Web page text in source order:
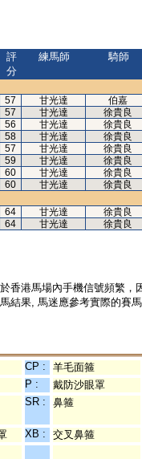
評
分
練馬師 騎師
57 甘光達 伯嘉
57 甘光達 徐貴良
56 甘光達 徐貴良
58 甘光達 徐貴良
57 甘光達 徐貴良
59 甘光達 徐貴良
60 甘光達 徐貴良
60 甘光達 徐貴良
64 甘光達 徐貴良
64 甘光達 徐貴良
香港馬場內手機信號頻繁
結果, 馬迷應參考實際的賽馬
CP :
羊毛面箍
P :
戴防沙眼罩
SR : 鼻箍
XB :
交叉鼻箍